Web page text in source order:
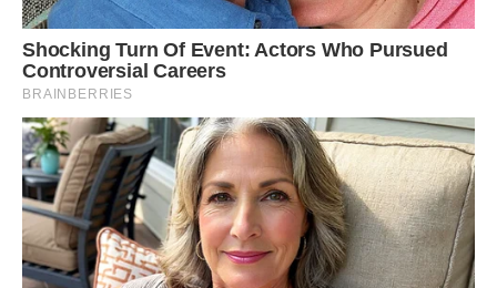
Оксана працює, ми ж не можемо просто все кинути.
— Робота, робота, — зневажливо кинула Галина Петрівна.
— Робота в неї, бачте, сидить за комп’ютером цілий день,
була, то я знаю, що таке спина болить, а тут — забавки
одні. І за ці забавки ще й гроші якісь платять, краще б
навчилася шкарпетки латати, а то Богдан у нових ходить,
а старі ти куди діваєш? Викидаєш?
Оксана нарешті розвернулася, її обличчя було блідим, а
очі блищали від стримуваних сліз, які вона пообіцяла собі